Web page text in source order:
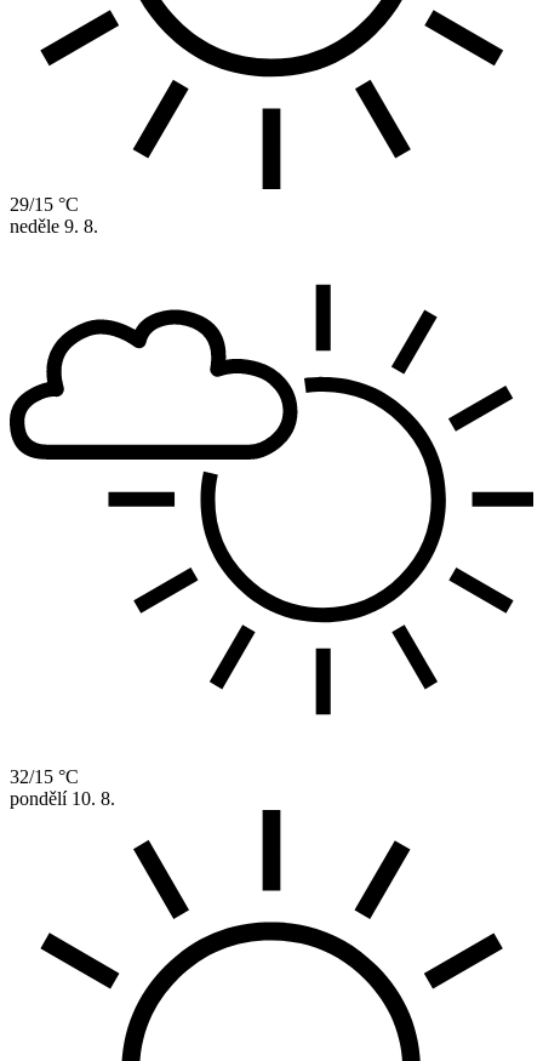
29/15 °C
neděle 9. 8.
32/15 °C
pondělí 10. 8.